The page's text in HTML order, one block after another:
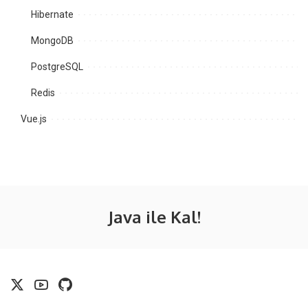
Hibernate
MongoDB
PostgreSQL
Redis
Vue.js
Java ile Kal!